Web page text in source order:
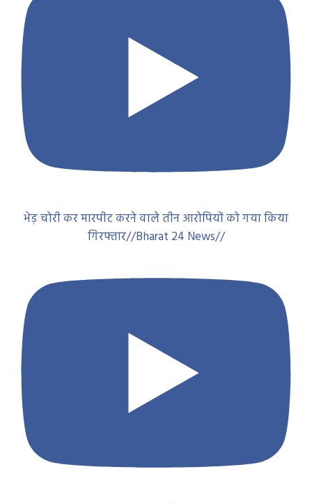
भेड़ चोरी कर मारपीट करने वाले तीन आरोपियों को गया किया
गिरफ्तार//Bharat 24 News//